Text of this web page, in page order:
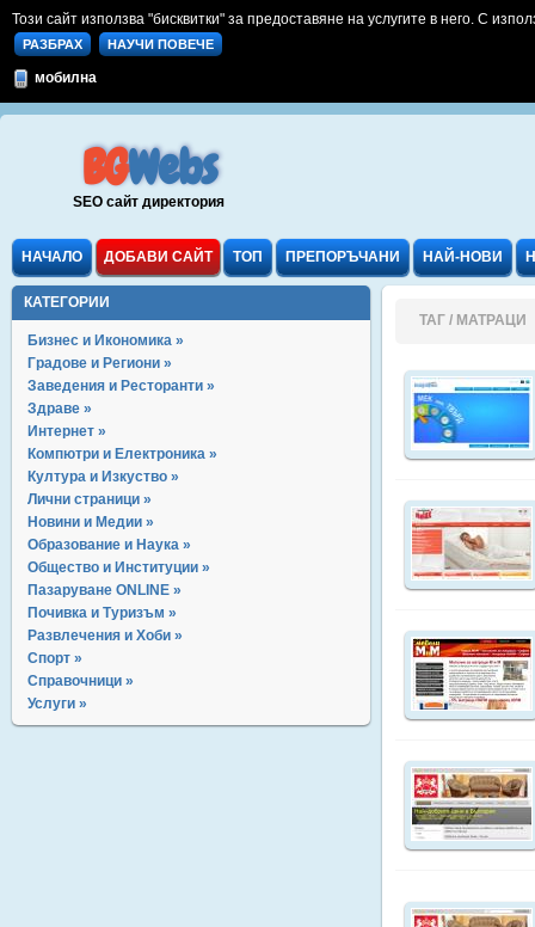
Този сайт използва "бисквитки" за предоставяне на услугите в него. С
РАЗБРАХ НАУЧИ ПОВЕЧЕ
мобилна
BGWebs
SEO сайт директория
НАЧАЛО ДОБАВИ САЙТ ТОП ПРЕПОРЪЧАНИ НАЙ-НОВИ
КАТЕГОРИИ
Бизнес и Икономика »
Градове и Региони »
Заведения и Ресторанти »
Здраве »
Интернет »
Компютри и Електроника »
Култура и Изкуство »
Лични страници »
Новини и Медии »
Образование и Наука »
Общество и Институции »
Пазаруване ONLINE »
Почивка и Туризъм »
Развлечения и Хоби »
Спорт »
Справочници »
Услуги »
ТАГ / МАТРАЦИ